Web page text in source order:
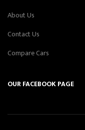
About Us
Contact Us
Compare Cars
OUR FACEBOOK PAGE